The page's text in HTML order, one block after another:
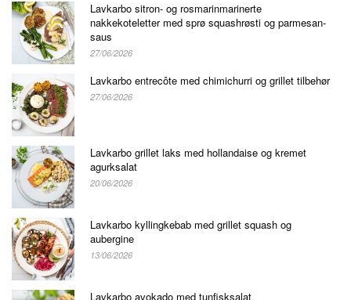
Lavkarbo sitron- og rosmarinmarinerte
nakkekoteletter med sprø squashrøsti og parmesan-
saus
27/06/2026
Lavkarbo entrecôte med chimichurri og grillet tilbehør
27/06/2026
Lavkarbo grillet laks med hollandaise og kremet
agurksalat
20/06/2026
Lavkarbo kyllingkebab med grillet squash og
aubergine
13/06/2026
Lavkarbo avokado med tunfisksalat